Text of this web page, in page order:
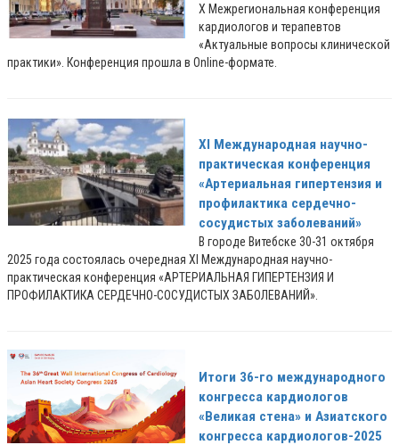
X Межрегиональная конференция
кардиологов и терапевтов
«Актуальные вопросы клинической
практики». Конференция прошла в Online-формате.
XI Международная научно-
практическая конференция
«Артериальная гипертензия и
профилактика сердечно-
сосудистых заболеваний»
В городе Витебске 30-31 октября
2025 года состоялась очередная XI Международная научно-
практическая конференция «АРТЕРИАЛЬНАЯ ГИПЕРТЕНЗИЯ И
ПРОФИЛАКТИКА СЕРДЕЧНО-СОСУДИСТЫХ ЗАБОЛЕВАНИЙ».
Итоги 36-го международного
конгресса кардиологов
«Великая стена» и Азиатского
конгресса кардиологов-2025